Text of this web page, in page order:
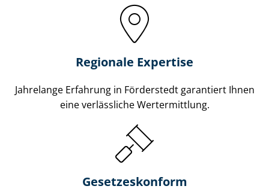
Regionale Expertise
Jahrelange Erfahrung in Förderstedt garantiert Ihnen
eine verlässliche Wertermittlung.
Gesetzes­konform